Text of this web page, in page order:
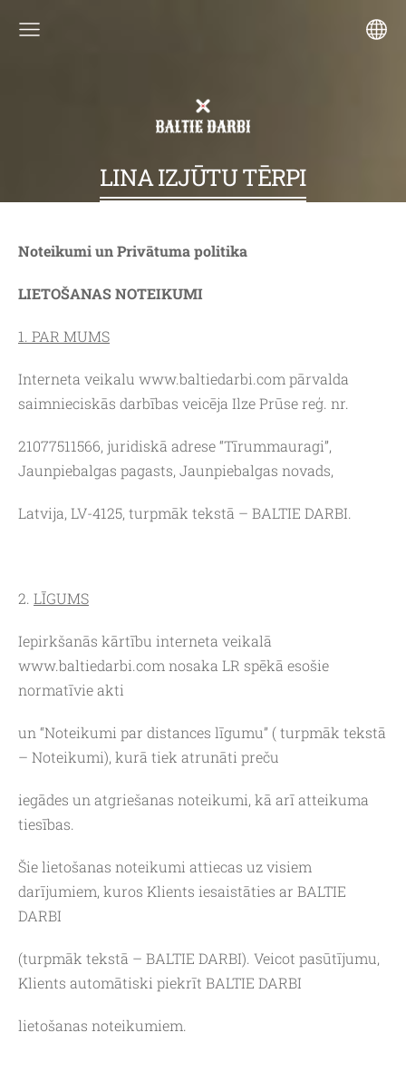
LINA IZJŪTU TĒRPI
Noteikumi un Privātuma politika
LIETOŠANAS NOTEIKUMI
1. PAR MUMS
Interneta veikalu www.baltiedarbi.com pārvalda
saimnieciskās darbības veicēja Ilze Prūse reģ. nr.
21077511566, juridiskā adrese “Tīrummauragi”,
Jaunpiebalgas pagasts, Jaunpiebalgas novads,
Latvija, LV-4125, turpmāk tekstā – BALTIE DARBI.
2. LĪGUMS
Iepirkšanās kārtību interneta veikalā
www.baltiedarbi.com nosaka LR spēkā esošie
normatīvie akti
un “Noteikumi par distances līgumu” ( turpmāk tekstā
– Noteikumi), kurā tiek atrunāti preču
iegādes un atgriešanas noteikumi, kā arī atteikuma
tiesības.
Šie lietošanas noteikumi attiecas uz visiem
darījumiem, kuros Klients iesaistāties ar BALTIE
DARBI
(turpmāk tekstā – BALTIE DARBI). Veicot pasūtījumu,
Klients automātiski piekrīt BALTIE DARBI
lietošanas noteikumiem.